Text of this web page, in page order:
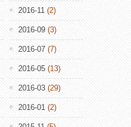
2016-11 (2)
2016-09 (3)
2016-07 (7)
2016-05 (13)
2016-03 (29)
2016-01 (2)